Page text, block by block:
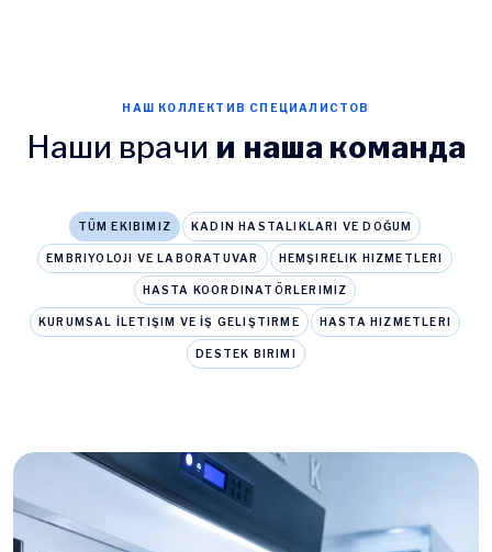
НАШ КОЛЛЕКТИВ СПЕЦИАЛИСТОВ
Наши врачи и наша команда
TÜM EKIBIMIZ KADIN HASTALIKLARI VE DOĞUM
EMBRIYOLOJI VE LABORATUVAR HEMŞIRELIK HIZMETLERI
HASTA KOORDINATÖRLERIMIZ
KURUMSAL İLETIŞIM VE İŞ GELIŞTIRME HASTA HIZMETLERI
DESTEK BIRIMI